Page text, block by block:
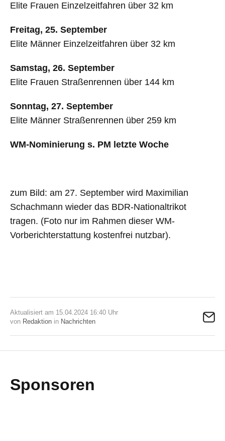
Elite Frauen Einzelzeitfahren über 32 km
Freitag, 25. September
Elite Männer Einzelzeitfahren über 32 km
Samstag, 26. September
Elite Frauen Straßenrennen über 144 km
Sonntag, 27. September
Elite Männer Straßenrennen über 259 km
WM-Nominierung s. PM letzte Woche
zum Bild: am 27. September wird Maximilian
Schachmann wieder das BDR-Nationaltrikot
tragen. (Foto nur im Rahmen dieser WM-
Vorberichterstattung kostenfrei nutzbar).
Aktualisiert am 15.04.2024 16:40 Uhr
von Redaktion in Nachrichten
Sponsoren